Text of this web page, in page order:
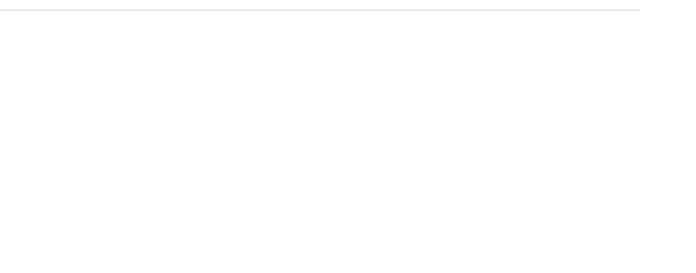
aanmaken